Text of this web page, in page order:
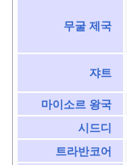
무굴 제국
쟈트
마이소르 왕국
시드디
트라반코어